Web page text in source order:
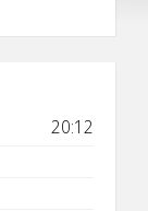
20:12